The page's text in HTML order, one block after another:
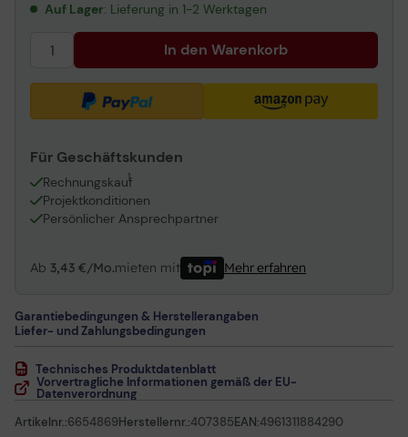
Auf Lager: Lieferung in 1-2 Werktagen
In den Warenkorb
Für Geschäftskunden
Rechnungskauf
1
Projektkonditionen
Persönlicher Ansprechpartner
Ab 3,43 €/Mo.mieten mit Mehr erfahren
Garantiebedingungen & Herstellerangaben
Liefer- und Zahlungsbedingungen
Technisches Produktdatenblatt
Vorvertragliche Informationen gemäß der EU-
Datenverordnung
Artikelnr.:6654869Herstellernr.:407385EAN:4961311884290